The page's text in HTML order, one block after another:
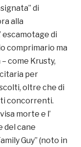
di
alla
escamotage di
comprimario ma
come Krusty,
per
oltre che di
concorrenti.
morte e l’
cane
Guy” (noto in